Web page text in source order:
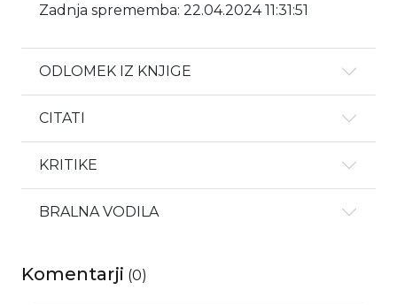
Zadnja sprememba: 22.04.2024 11:31:51
ODLOMEK IZ KNJIGE
CITATI
KRITIKE
BRALNA VODILA
Komentarji (0)